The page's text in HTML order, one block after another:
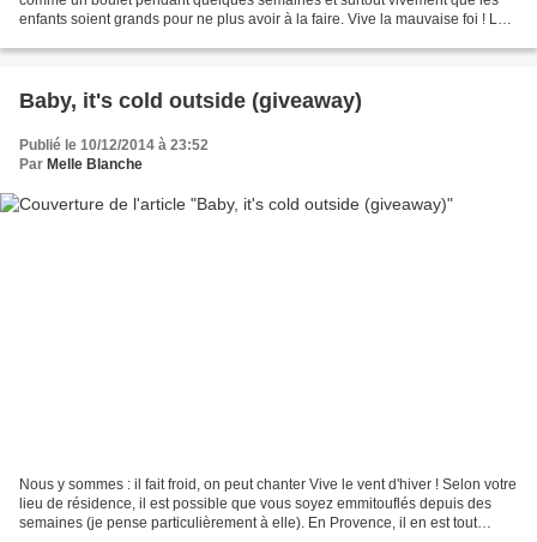
enfants soient grands pour ne plus avoir à la faire. Vive la mauvaise foi ! La
Baby, it's cold outside (giveaway)
Publié le 10/12/2014 à 23:52
Par Melle Blanche
Nous y sommes : il fait froid, on peut chanter Vive le vent d'hiver ! Selon votre
lieu de résidence, il est possible que vous soyez emmitouflés depuis des
semaines (je pense particulièrement à elle). En Provence, il en est tout